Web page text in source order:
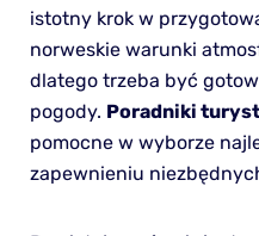
istotny krok w
norweskie warunki
dlatego trzeba być
pogody. Poradniki
pomocne w wyborze
zapewnieniu